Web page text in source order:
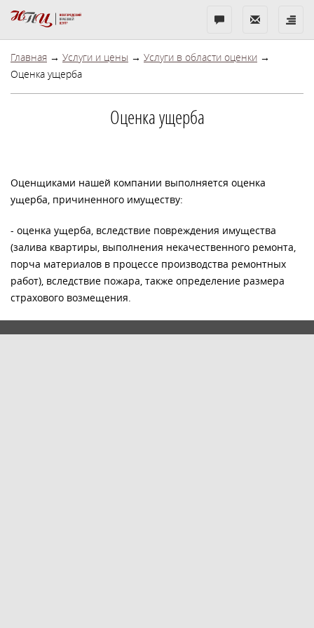
Показать
Бесплатная
Главная → Услуги и цены → Услуги в области оценки →
Оценка ущерба
Оценка ущерба
Оценщиками нашей компании выполняется оценка
ущерба, причиненного имуществу:
- оценка ущерба, вследствие повреждения имущества
(залива квартиры, выполнения некачественного ремонта,
порча материалов в процессе производства ремонтных
работ), вследствие пожара, также определение размера
страхового возмещения.